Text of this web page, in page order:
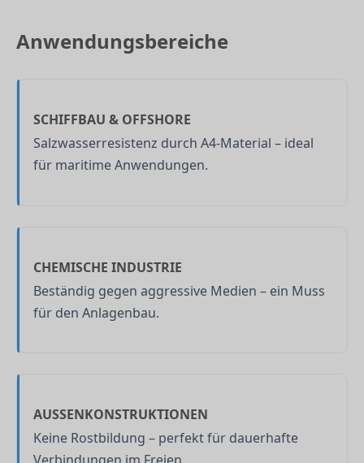
Anwendungsbereiche
SCHIFFBAU & OFFSHORE
Salzwasserresistenz durch A4-Material – ideal
für maritime Anwendungen.
CHEMISCHE INDUSTRIE
Beständig gegen aggressive Medien – ein Muss
für den Anlagenbau.
AUSSENKONSTRUKTIONEN
Keine Rostbildung – perfekt für dauerhafte